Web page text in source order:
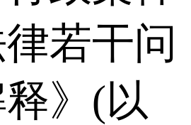
若干问
》(以